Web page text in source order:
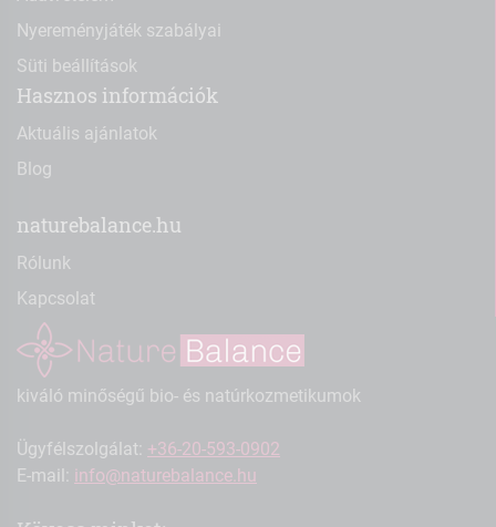
Nyereményjáték szabályai
Süti beállítások
Hasznos információk
Aktuális ajánlatok
Blog
naturebalance.hu
Rólunk
Kapcsolat
kiváló minőségű bio- és natúrkozmetikumok
Ügyfélszolgálat: +36-20-593-0902
E-mail: info@naturebalance.hu